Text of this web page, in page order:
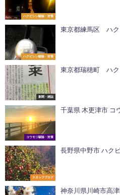
ハクビシン駆除・対策
ハクビシン駆除・対策
東京都練馬区 ハク
新聞・雑誌
東京都瑞穂町 ハク
コウモリ駆除・対策
千葉県 木更津市 コ
スタッフブログ
長野県中野市 ハク
神奈川県川崎市高